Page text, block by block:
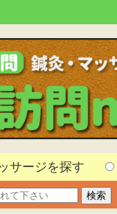
サージを探す